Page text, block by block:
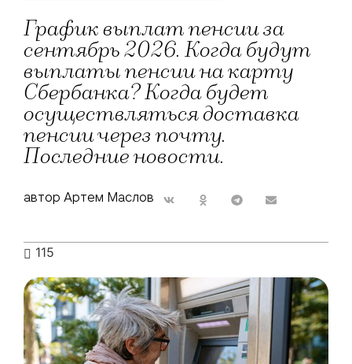
График выплат пенсии за
сентябрь 2026. Когда будут
выплаты пенсии на карту
Сбербанка? Когда будет
осуществляться доставка
пенсии через почту.
Последние новости.
автор Артем Маслов
115